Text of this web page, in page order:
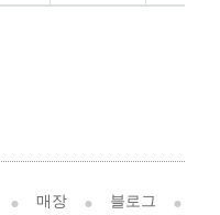
매장
블로그